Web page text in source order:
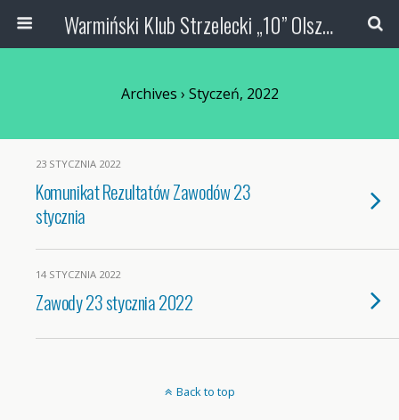
Warmiński Klub Strzelecki „10” Olsztyn
Archives › Styczeń, 2022
23 STYCZNIA 2022
Komunikat Rezultatów Zawodów 23
stycznia
14 STYCZNIA 2022
Zawody 23 stycznia 2022
Back to top